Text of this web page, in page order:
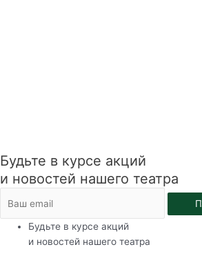
Будьте в курсе акций
и новостей нашего театра
Будьте в курсе акций
и новостей нашего театра